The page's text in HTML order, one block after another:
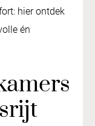
hier ontdek
én